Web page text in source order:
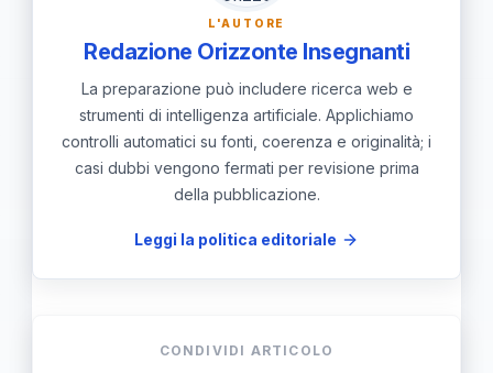
formazione di cittadini più
consapevoli e responsabili. Inoltre,
questa normativa potrebbe alimentare
un dibattito politico più acceso sulla
funzione dell’educazione sessuale
nelle scuole italiane.
L'AUTORE
Redazione Orizzonte Insegnanti
La preparazione può includere ricerca web e
strumenti di intelligenza artificiale. Applichiamo
controlli automatici su fonti, coerenza e originalità; i
casi dubbi vengono fermati per revisione prima
della pubblicazione.
Leggi la politica editoriale
CONDIVIDI ARTICOLO